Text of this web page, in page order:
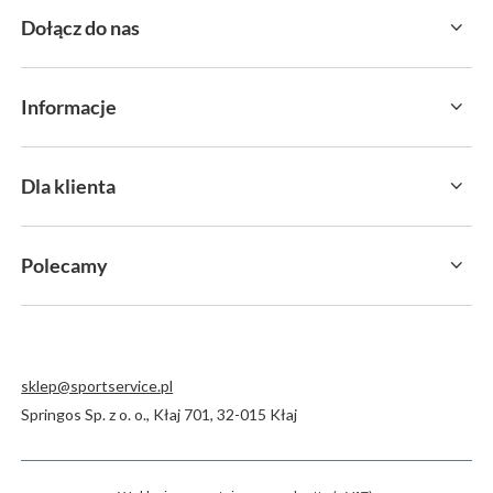
Dołącz do nas
Informacje
Dla klienta
Polecamy
sklep@sportservice.pl
Springos Sp. z o. o., Kłaj 701,32-015 Kłaj